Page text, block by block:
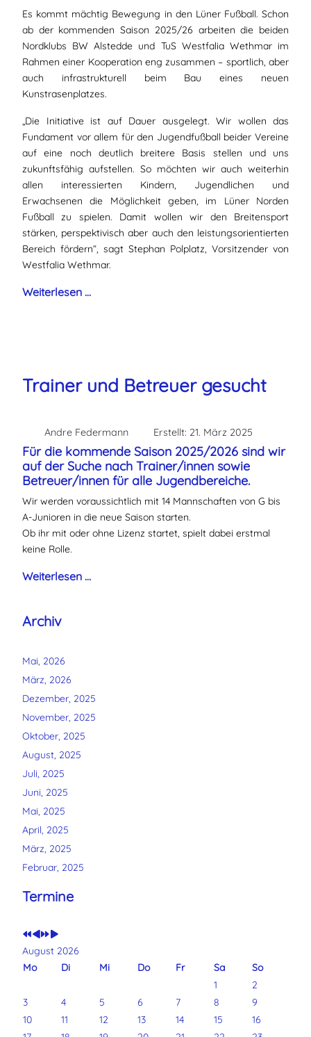
Es kommt mächtig Bewegung in den Lüner Fußball. Schon
ab der kommenden Saison 2025/26 arbeiten die beiden
Nordklubs BW Alstedde und TuS Westfalia Wethmar im
Rahmen einer Kooperation eng zusammen – sportlich, aber
auch infrastrukturell beim Bau eines neuen
Kunstrasenplatzes.
„Die Initiative ist auf Dauer ausgelegt. Wir wollen das
Fundament vor allem für den Jugendfußball beider Vereine
auf eine noch deutlich breitere Basis stellen und uns
zukunftsfähig aufstellen. So möchten wir auch weiterhin
allen interessierten Kindern, Jugendlichen und
Erwachsenen die Möglichkeit geben, im Lüner Norden
Fußball zu spielen. Damit wollen wir den Breitensport
stärken, perspektivisch aber auch den leistungsorientierten
Bereich fördern“, sagt Stephan Polplatz, Vorsitzender von
Westfalia Wethmar.
Weiterlesen …
Trainer und Betreuer gesucht
Andre Federmann Erstellt: 21. März 2025
Für die kommende Saison 2025/2026 sind wir
auf der Suche nach Trainer/innen sowie
Betreuer/innen für alle Jugendbereiche.
Wir werden voraussichtlich mit 14 Mannschaften von G bis
A-Junioren in die neue Saison starten.
Ob ihr mit oder ohne Lizenz startet, spielt dabei erstmal
keine Rolle.
Weiterlesen …
Archiv
Mai, 2026
März, 2026
Dezember, 2025
November, 2025
Oktober, 2025
August, 2025
Juli, 2025
Juni, 2025
Mai, 2025
April, 2025
März, 2025
Februar, 2025
Termine
Vorheriges
Jahr
Vorheriger
Monat
Nächstes
Jahr
Nächstes
Monat
August 2026
Mo
Di Mi Do Fr Sa
So
1
2
3
4 5 6 7 8
9
10
11 12 13 14 15
16